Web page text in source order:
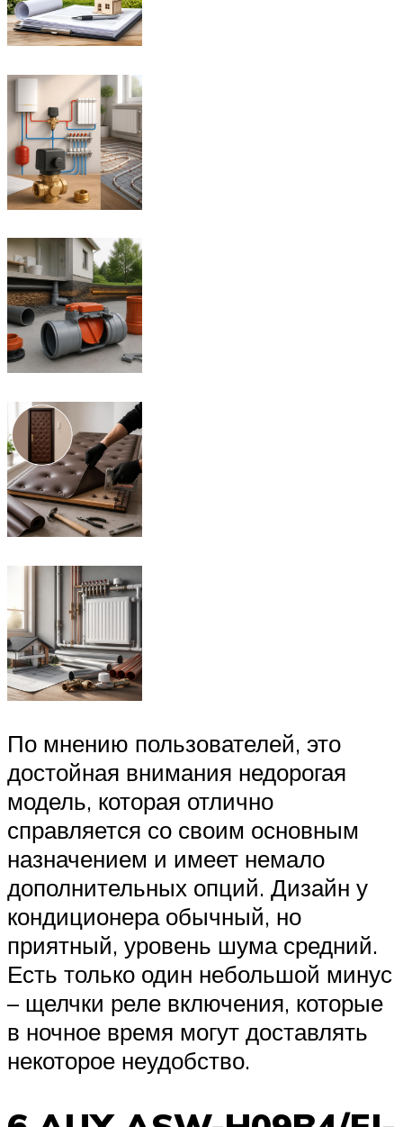
По мнению пользователей, это
достойная внимания недорогая
модель, которая отлично
справляется со своим основным
назначением и имеет немало
дополнительных опций. Дизайн у
кондиционера обычный, но
приятный, уровень шума средний.
Есть только один небольшой минус
– щелчки реле включения, которые
в ночное время могут доставлять
некоторое неудобство.